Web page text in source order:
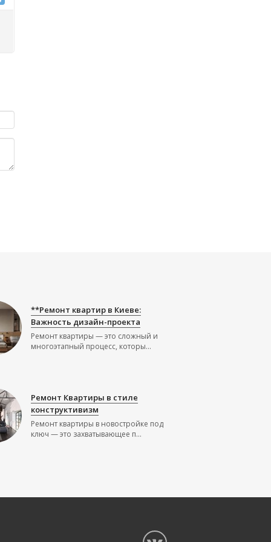
**Ремонт квартир в Киеве:
Важность дизайн-проекта
Ремонт квартиры — это сложный и
многоэтапный процесс, которы...
Ремонт Квартиры в стиле
конструктивизм
Ремонт квартиры в новостройке под
ключ — это захватывающее п...